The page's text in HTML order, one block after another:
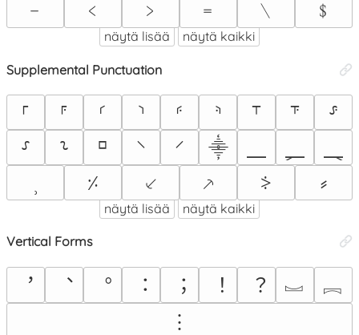
﹣
﹤ ﹥ ﹦ ﹨ ﹩
näytä lisää näytä kaikki
Supplemental Punctuation
⸀ ⸁ ⸂ ⸃ ⸄ ⸅ ⸆ ⸇
⸈
⸉
⸊ ⸋ ⸌ ⸍ ⸎
⸓ ⸔ ⸕ ⸖ ⸗
näytä lisää näytä kaikki
Vertical Forms
︐ ︑ ︒ ︓ ︔ ︕ ︖ ︗
︘
︙